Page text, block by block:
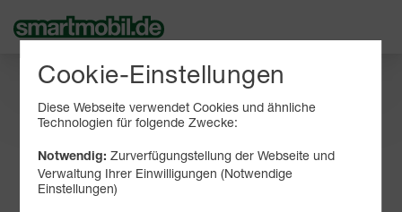
Hardware-Bestellung für EU-
Bürgerinnen und -Bürger
+49 6181/7074-267*
Montag bis Freitag 08:00 Uhr - 22:00 Uhr
Cookie-Einstellungen
Diese Webseite verwendet Cookies und ähnliche
Technologien für folgende Zwecke:
Notwendig: Zurverfügungstellung der Webseite und
Verwaltung Ihrer Einwilligungen (Notwendige
Einstellungen)